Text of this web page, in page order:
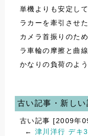
単機よりも安定し
ラカーを牽引させ
カメラ首振りのた
ラ車輪の摩擦と曲
かなりの負荷のよう
古い記事・新しい
古い記事 [2009年
← 津川洋行 デキ